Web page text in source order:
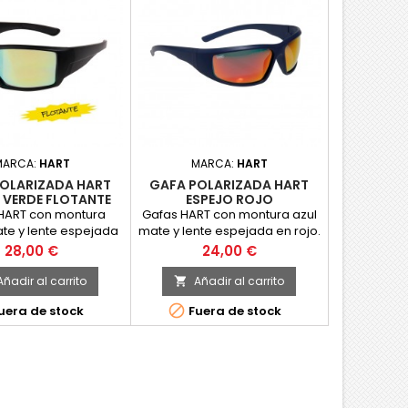
HART
HART
FLOTANTE
con montura
y lente espejada
en verde.
Precio
28,00 €
al carrito
de stock
MARCA: HART
GAFA POLARIZADA HART
ESPEJO ROJO
Gafas HART con montura azul
mate y lente espejada en rojo.
Precio
24,00 €
 Añadir al carrito
 Fuera de stock